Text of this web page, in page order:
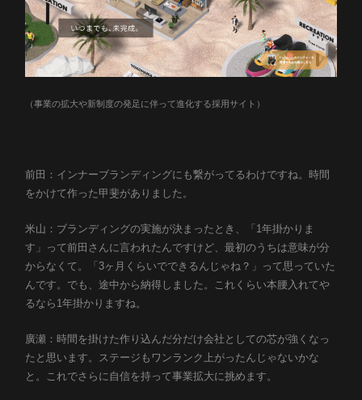
（事業の拡大や新制度の発足に伴って進化する採用サイト）
前田：インナーブランディングにも繋がってるわけですね。時間
をかけて作った甲斐がありました。
米山：ブランディングの実施が決まったとき、「1年掛かりま
す」って前田さんに言われたんですけど、最初のうちは意味が分
からなくて。「3ヶ月くらいでできるんじゃね？」って思っていた
んです。でも、途中から納得しました。これくらい本腰入れてや
るなら1年掛かりますね。
廣瀬：時間を掛けた作り込んだ分だけ会社としての芯が強くなっ
たと思います。ステージもワンランク上がったんじゃないかな
と。これでさらに自信を持って事業拡大に挑めます。